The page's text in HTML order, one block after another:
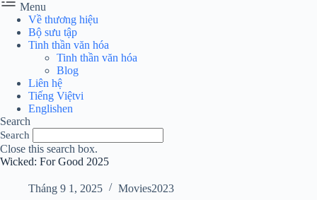
Menu
Về thương hiệu
Bộ sưu tập
Tinh thần văn hóa
Tinh thần văn hóa
Blog
Liên hệ
Tiếng Việtvi
Englishen
Search
Search
Close this search box.
Wicked: For Good 2025
Tháng 9 1, 2025 Movies2023